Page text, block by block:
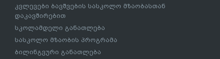
კვლევები ბავშვების სასკოლო მზაობასთან
დაკავშირებით
სკოლამდელი განათლება
სასკოლო მზაობის პროგრამა
ბილინგვური განათლება